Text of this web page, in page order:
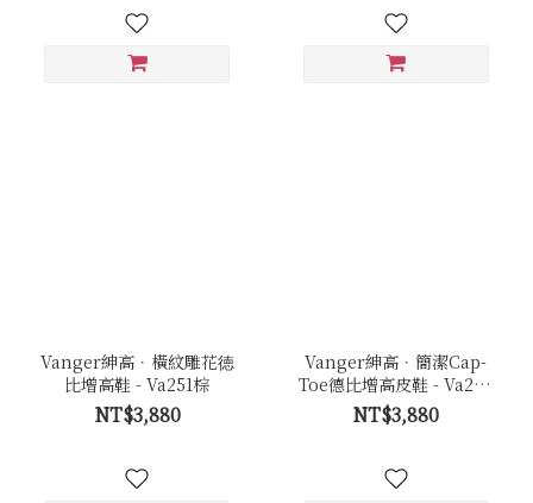
Vanger紳高．橫紋雕花徳
比增高鞋 - Va251棕
NT$3,880
Vanger紳高．簡潔Cap-
Toe德比增高皮鞋 - Va254
咖
NT$3,880